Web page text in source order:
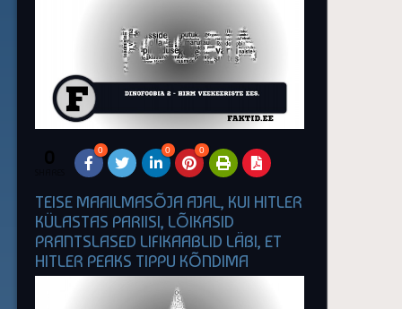
0 0 0 0
TEISE MAAILMASÕJA AJAL, KUI HITLER
KÜLASTAS PARIISI, LÕIKASID
PRANTSLASED LIFIKAABLID LÄBI, ET
HITLER PEAKS TIPPU KÕNDIMA